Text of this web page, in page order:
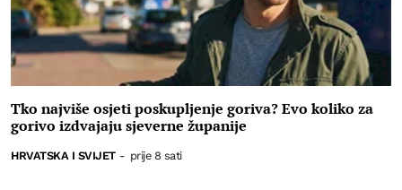
Tko najviše osjeti poskupljenje goriva? Evo koliko za
gorivo izdvajaju sjeverne županije
HRVATSKA I SVIJET - prije 8 sati